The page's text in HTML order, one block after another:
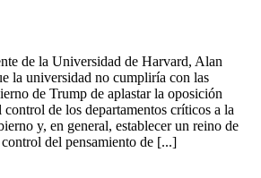
de la Universidad de Harvard, Alan
la universidad no cumpliría con las
de Trump de aplastar la oposición
de los departamentos críticos a la
y, en general, establecer un reino de
del pensamiento de [...]